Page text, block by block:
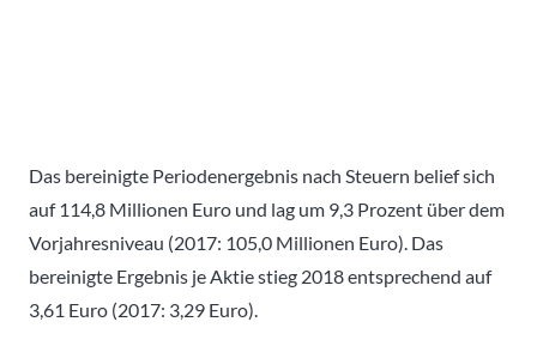
Das bereinigte Periodenergebnis nach Steuern belief sich
auf 114,8 Millionen Euro und lag um 9,3 Prozent über dem
Vorjahresniveau (2017: 105,0 Millionen Euro). Das
bereinigte Ergebnis je Aktie stieg 2018 entsprechend auf
3,61 Euro (2017: 3,29 Euro).